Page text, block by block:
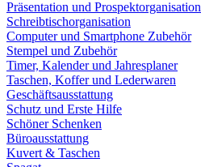
Präsentation und Prospektorganisation
Schreibtischorganisation
Computer und Smartphone Zubehör
Stempel und Zubehör
Timer, Kalender und Jahresplaner
Taschen, Koffer und Lederwaren
Geschäftsausstattung
Schutz und Erste Hilfe
Schöner Schenken
Büroausstattung
Kuvert & Taschen